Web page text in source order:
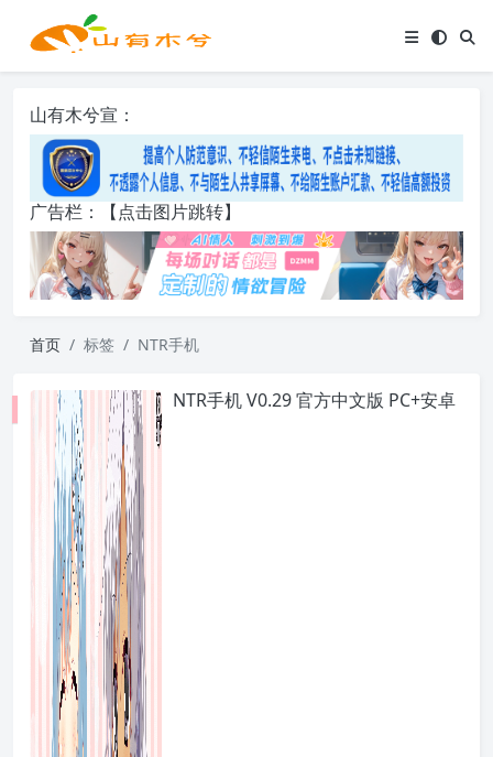
山有木兮宣：
广告栏：【点击图片跳转】
首页 标签 NTR手机
NTR手机 V0.29 官方中文版 PC+安卓